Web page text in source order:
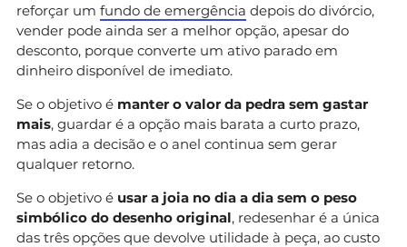
reforçar um fundo de emergência depois do divórcio,
vender pode ainda ser a melhor opção, apesar do
desconto, porque converte um ativo parado em
dinheiro disponível de imediato.
Se o objetivo é manter o valor da pedra sem gastar
mais, guardar é a opção mais barata a curto prazo,
mas adia a decisão e o anel continua sem gerar
qualquer retorno.
Se o objetivo é usar a joia no dia a dia sem o peso
simbólico do desenho original, redesenhar é a única
das três opções que devolve utilidade à peça, ao custo